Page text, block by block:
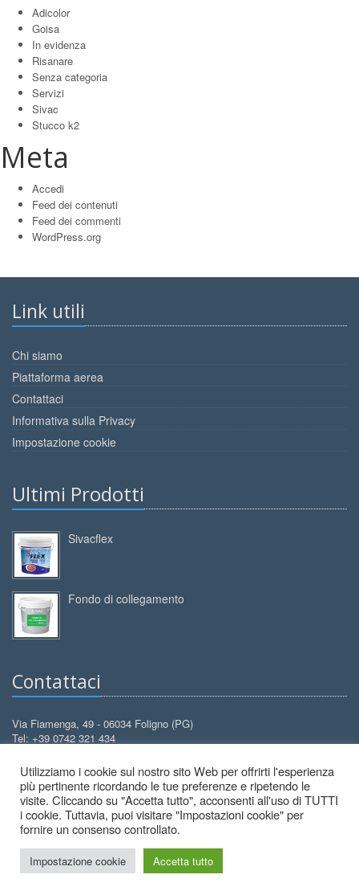
Adicolor
Goisa
In evidenza
Risanare
Senza categoria
Servizi
Sivac
Stucco k2
Meta
Accedi
Feed dei contenuti
Feed dei commenti
WordPress.org
Link utili
Chi siamo
Piattaforma aerea
Contattaci
Informativa sulla Privacy
Impostazione cookie
Ultimi Prodotti
Sivacflex
Fondo di collegamento
Contattaci
Via Fiamenga, 49 - 06034 Foligno (PG)
Tel: +39 0742 321 434
Email:info@decorcolori.com
2026 © Decor Colori - All Rights Reserved.
Utilizziamo i cookie sul nostro sito Web per offrirti l'esperienza
più pertinente ricordando le tue preferenze e ripetendo le
visite. Cliccando su "Accetta tutto", acconsenti all'uso di TUTTI
i cookie. Tuttavia, puoi visitare "Impostazioni cookie" per
fornire un consenso controllato.
Impostazione cookie Accetta tutto